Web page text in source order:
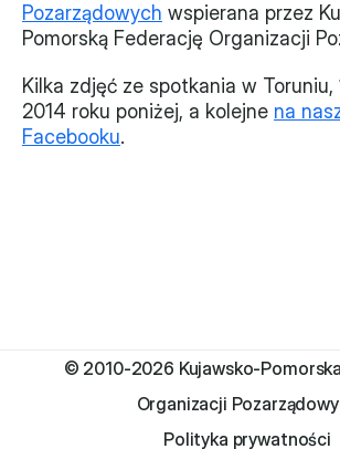
Pozarządowych wspierana przez
Pomorską Federację Organizacji
Kilka zdjęć ze spotkania w
2014 roku poniżej, a kolejne na
Facebooku.
© 2010-2026 Kujawsko-
Organizacji
Polityka prywatności